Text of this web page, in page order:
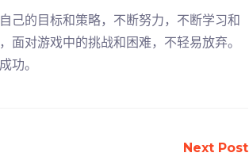
己的目标和策略，不断努力，不断学习和
对游戏中的挑战和困难，不轻易放弃。
功。
Next Post